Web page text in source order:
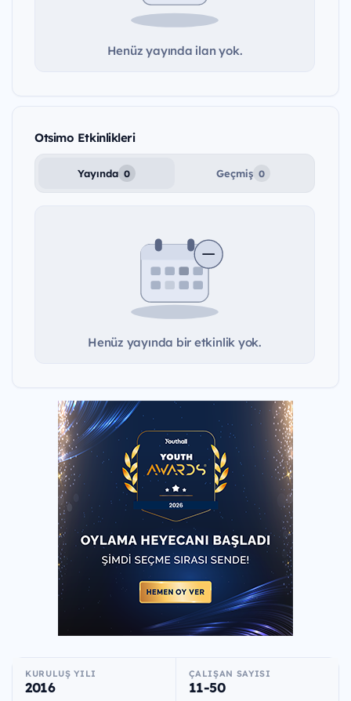
Henüz yayında ilan yok.
Otsimo Etkinlikleri
Yayında 0 Geçmiş 0
Henüz yayında bir etkinlik yok.
KURULUŞ YILI
2016
ÇALIŞAN SAYISI
11-50